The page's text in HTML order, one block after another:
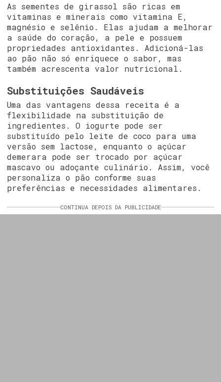
As sementes de girassol são ricas em
vitaminas e minerais como vitamina E,
magnésio e selênio. Elas ajudam a melhorar
a saúde do coração, a pele e possuem
propriedades antioxidantes. Adicioná-las
ao pão não só enriquece o sabor, mas
também acrescenta valor nutricional.
Substituições Saudáveis
Uma das vantagens dessa receita é a
flexibilidade na substituição de
ingredientes. O iogurte pode ser
substituído pelo leite de coco para uma
versão sem lactose, enquanto o açúcar
demerara pode ser trocado por açúcar
mascavo ou adoçante culinário. Assim, você
personaliza o pão conforme suas
preferências e necessidades alimentares.
CONTINUA DEPOIS DA PUBLICIDADE